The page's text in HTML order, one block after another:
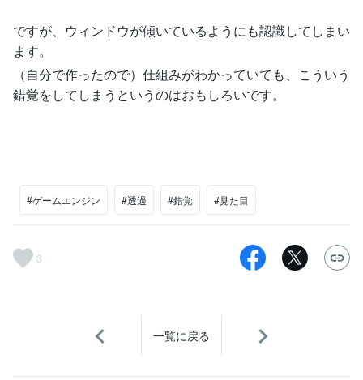
ですが、ウィンドウが傾いているようにも認識してしまい
ます。
（自分で作ったので）仕組みがわかっていても、こういう
錯覚をしてしまうというのはおもしろいです。
#ゲームエンジン #透過 #錯覚 #見た目
3
一覧に戻る